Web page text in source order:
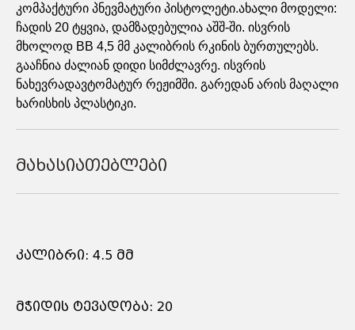
კომპაქტური პნევმატური პისტოლეტი.ახალი მოდელი:
ჩადის 20 ტყვია, დამზადებულია აშშ-ში. ისვრის
მხოლოდ BB 4,5 მმ კალიბრის რკინის ბურთულებს.
გააჩნია ძალიან დიდი სიმძლავრე. ისვრის
ნახევრადავტომატურ რეჟიმში. გარედან არის მაღალი
ხარისხის პლასტიკი.
მახასიათებლები
კალიბრი: 4.5 მმ
მჭიდის ტევადობა: 20